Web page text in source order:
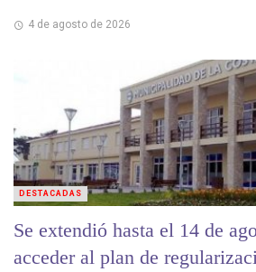
4 de agosto de 2026
Se extendió hasta el 14 de
acceder al plan de
DESTACADAS